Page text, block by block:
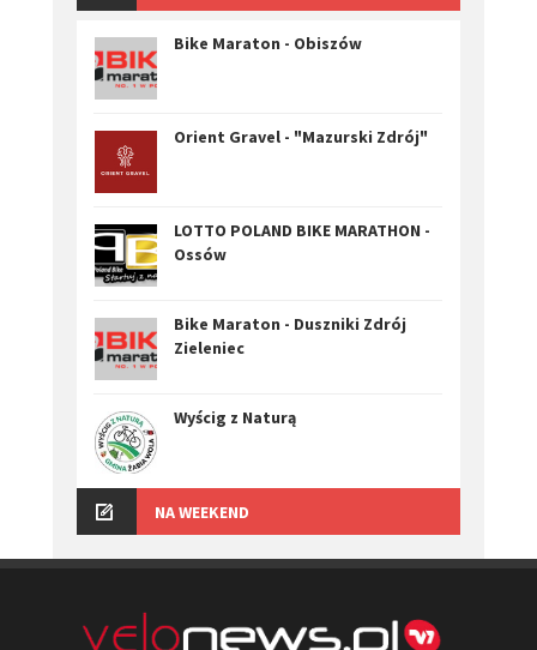
Bike Maraton - Obiszów
Orient Gravel - "Mazurski Zdrój"
LOTTO POLAND BIKE MARATHON -
Ossów
Bike Maraton - Duszniki Zdrój
Zieleniec
Wyścig z Naturą
NA WEEKEND